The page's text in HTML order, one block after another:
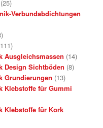
(25)
Verbundabdichtungen
Ausgleichsmassen (14)
Design Sichtböden (8)
Grundierungen (13)
Klebstoffe für Gummi
Klebstoffe für Kork